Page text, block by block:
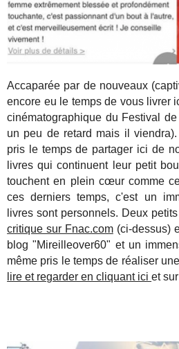
Accaparée par de nouveaux
encore eu le temps de vous livrer
cinématographique du Festival
un peu de retard mais il
pris le temps de partager ici de
livres qui continuent leur petit
touchent en plein cœur comme
ces derniers temps, c'est un
livres sont personnels. Deux
critique sur Fnac.com(ci-dessus)
blog "Mireilleover60" et un
même pris le temps de réaliser
lire et regarder en cliquant iciet